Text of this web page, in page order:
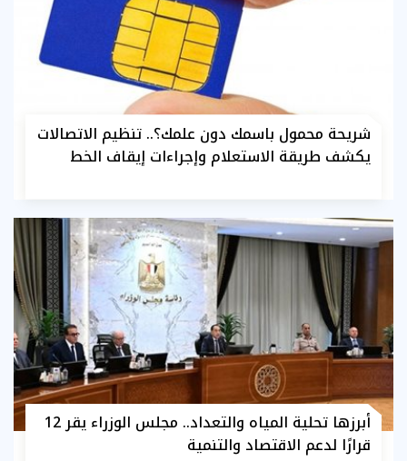
شريحة محمول باسمك دون علمك؟.. تنظيم الاتصالات
يكشف طريقة الاستعلام وإجراءات إيقاف الخط
أبرزها تحلية المياه والتعداد.. مجلس الوزراء يقر 12
قرارًا لدعم الاقتصاد والتنمية